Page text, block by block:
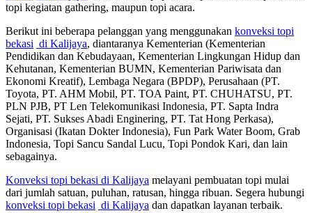
topi kegiatan gathering, maupun topi acara.
Berikut ini beberapa pelanggan yang menggunakan konveksi topi
bekasi di Kalijaya, diantaranya Kementerian (Kementerian
Pendidikan dan Kebudayaan, Kementerian Lingkungan Hidup dan
Kehutanan, Kementerian BUMN, Kementerian Pariwisata dan
Ekonomi Kreatif), Lembaga Negara (BPDP), Perusahaan (PT.
Toyota, PT. AHM Mobil, PT. TOA Paint, PT. CHUHATSU, PT.
PLN PJB, PT Len Telekomunikasi Indonesia, PT. Sapta Indra
Sejati, PT. Sukses Abadi Enginering, PT. Tat Hong Perkasa),
Organisasi (Ikatan Dokter Indonesia), Fun Park Water Boom, Grab
Indonesia, Topi Sancu Sandal Lucu, Topi Pondok Kari, dan lain
sebagainya.
Konveksi topi bekasi di Kalijaya melayani pembuatan topi mulai
dari jumlah satuan, puluhan, ratusan, hingga ribuan. Segera hubungi
konveksi topi bekasi di Kalijaya dan dapatkan layanan terbaik.